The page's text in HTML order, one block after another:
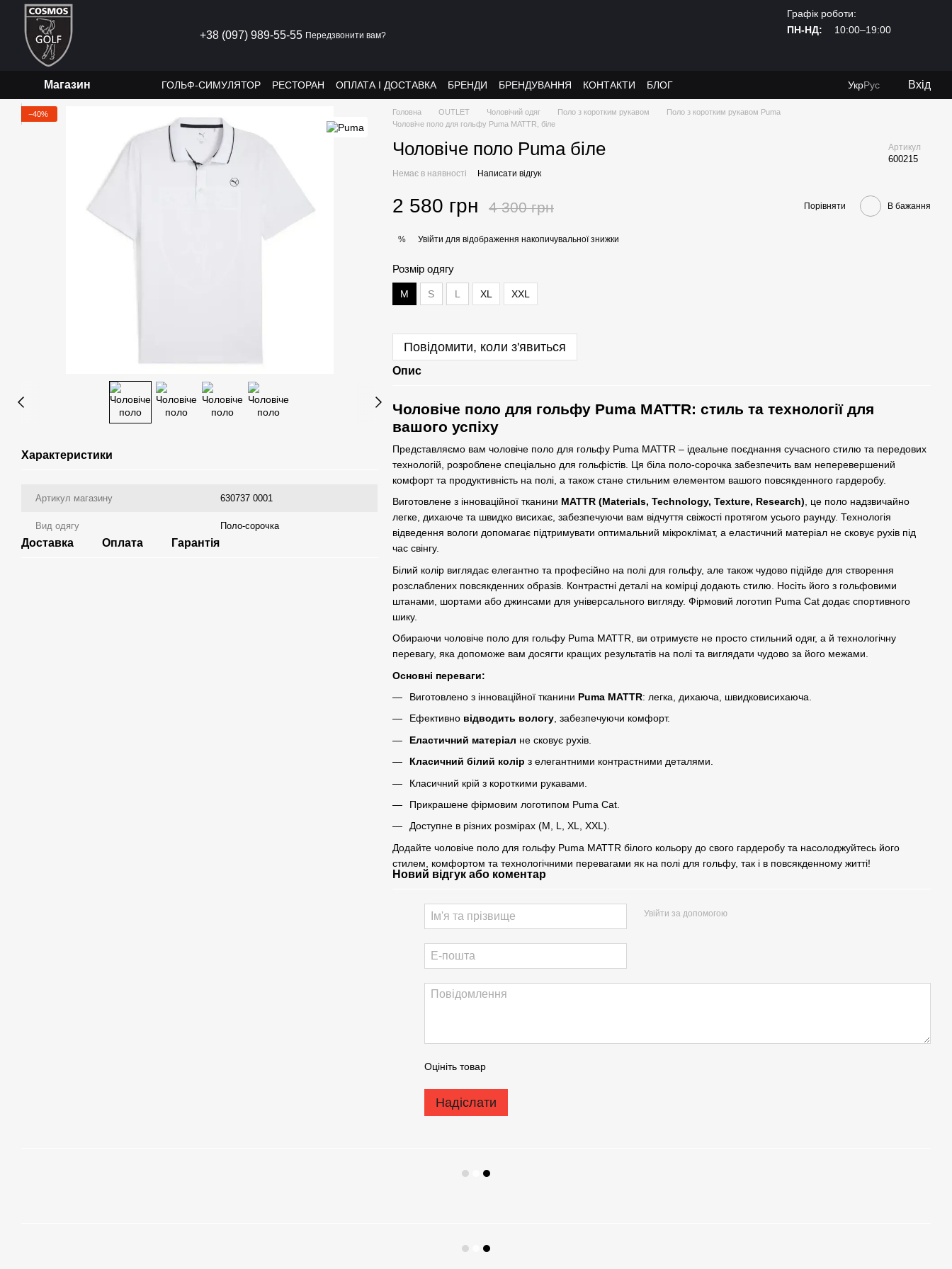
Перейти до основного контенту
+38 (097) 989-55-55 Передзвонити вам?
Графік роботи:
ПН-НД:
10:00–19:00
Магазин ГОЛЬФ-СИМУЛЯТОР РЕСТОРАН ОПЛАТА І ДОСТАВКА БРЕНДИ БРЕНДУВАННЯ КОНТАКТИ БЛОГ УкрРус Вхід
−40%
Характеристики
Артикул магазину 630737 0001
Вид одягу Поло-сорочка
Доставка Оплата Гарантія
Головна OUTLET Чоловічий одяг Поло з коротким рукавом
Поло з коротким рукавом Puma
Чоловіче поло для гольфу Puma MATTR, біле
Чоловіче поло Puma біле Артикул
600215
Немає в наявності Написати відгук
2 580 грн 4 300 грн Порівняти В бажання
% Увійти для відображення накопичувальної знижки
Розмір одягу
М S L XL XXL
Повідомити, коли з'явиться
Опис
Чоловіче поло для гольфу Puma MATTR: стиль та технології для
вашого успіху
Представляємо вам чоловіче поло для гольфу Puma MATTR – ідеальне поєднання сучасного стилю та передових
технологій, розроблене спеціально для гольфістів. Ця біла поло-сорочка забезпечить вам неперевершений
комфорт та продуктивність на полі, а також стане стильним елементом вашого повсякденного гардеробу.
Виготовлене з інноваційної тканини MATTR (Materials, Technology, Texture, Research), це поло надзвичайно
легке, дихаюче та швидко висихає, забезпечуючи вам відчуття свіжості протягом усього раунду. Технологія
відведення вологи допомагає підтримувати оптимальний мікроклімат, а еластичний матеріал не сковує рухів під
час свінгу.
Білий колір виглядає елегантно та професійно на полі для гольфу, але також чудово підійде для створення
розслаблених повсякденних образів. Контрастні деталі на комірці додають стилю. Носіть його з гольфовими
штанами, шортами або джинсами для універсального вигляду. Фірмовий логотип Puma Cat додає спортивного
шику.
Обираючи чоловіче поло для гольфу Puma MATTR, ви отримуєте не просто стильний одяг, а й технологічну
перевагу, яка допоможе вам досягти кращих результатів на полі та виглядати чудово за його межами.
Основні переваги:
Виготовлено з інноваційної тканини Puma MATTR: легка, дихаюча, швидковисихаюча.
Ефективно відводить вологу, забезпечуючи комфорт.
Еластичний матеріал не сковує рухів.
Класичний білий колір з елегантними контрастними деталями.
Класичний крій з короткими рукавами.
Прикрашене фірмовим логотипом Puma Cat.
Доступне в різних розмірах (M, L, XL, XXL).
Додайте чоловіче поло для гольфу Puma MATTR білого кольору до свого гардеробу та насолоджуйтесь його
стилем, комфортом та технологічними перевагами як на полі для гольфу, так і в повсякденному житті!
Новий відгук або коментар
Увійти за допомогою
Оцініть товар
Надіслати